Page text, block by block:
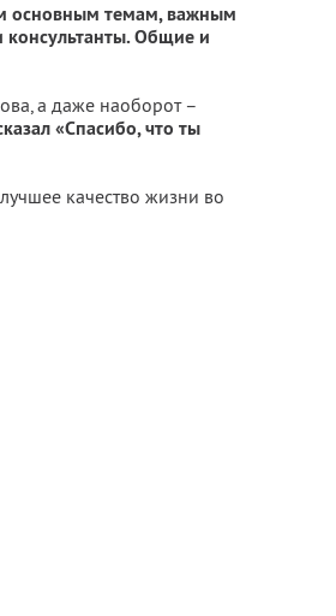
основным темам, важным
консультанты. Общие и
а даже наоборот –
«Спасибо, что ты
качество жизни во